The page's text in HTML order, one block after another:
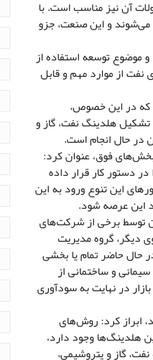
آن نیز مناسب است. با
می‌شوند و این صنعت، جزو
در اختیار دارد و موضوع توسعه استفاده از
از موارد مهم و قابل
که در این خصوص،
تشکیل هلدینگ نفت، گاز و
در حال انجام است.
فوق، عنوان کرد:
دستور کار قرار داده
این تنوع ورود به این
این عرصه شود.
توسط برخی از شرکت‌های
دیگر، گروه مدیریت
است و در حال حاضر تمام یا بخشی
سیمانی و ساختمانی از
در نهایت به سودآوری
ابراز کرد: روش‌های
هلدینگ‌ها وجود دارد،
گاز و پتروشیمی،